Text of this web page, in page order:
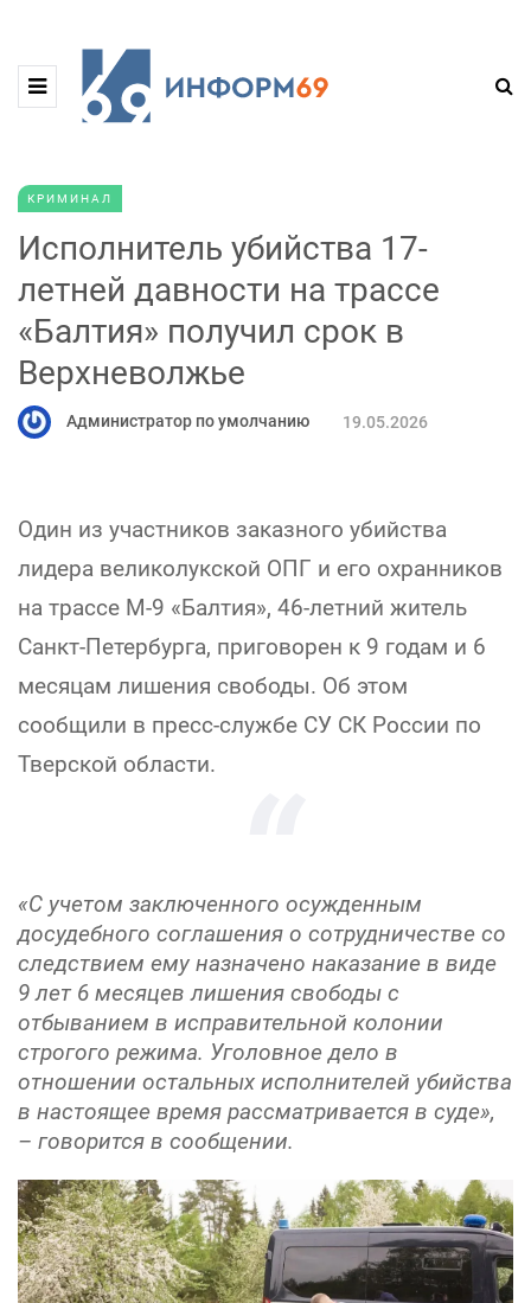
КРИМИНАЛ
Исполнитель убийства 17-
летней давности на трассе
«Балтия» получил срок в
Верхневолжье
Администратор по умолчанию 19.05.2026
Один из участников заказного убийства
лидера великолукской ОПГ и его охранников
на трассе М-9 «Балтия», 46-летний житель
Санкт-Петербурга, приговорен к 9 годам и 6
месяцам лишения свободы. Об этом
сообщили в пресс-службе СУ СК России по
Тверской области.
«С учетом заключенного осужденным
досудебного соглашения о сотрудничестве со
следствием ему назначено наказание в виде
9 лет 6 месяцев лишения свободы с
отбыванием в исправительной колонии
строгого режима. Уголовное дело в
отношении остальных исполнителей убийства
в настоящее время рассматривается в суде»,
– говорится в сообщении.